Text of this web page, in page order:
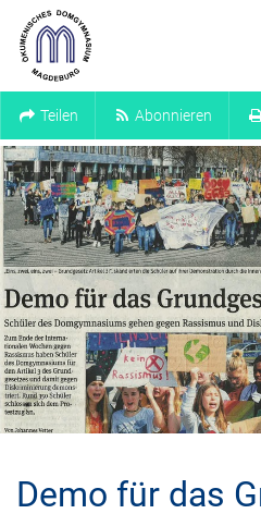
Teilen Abonnieren
Demo für das